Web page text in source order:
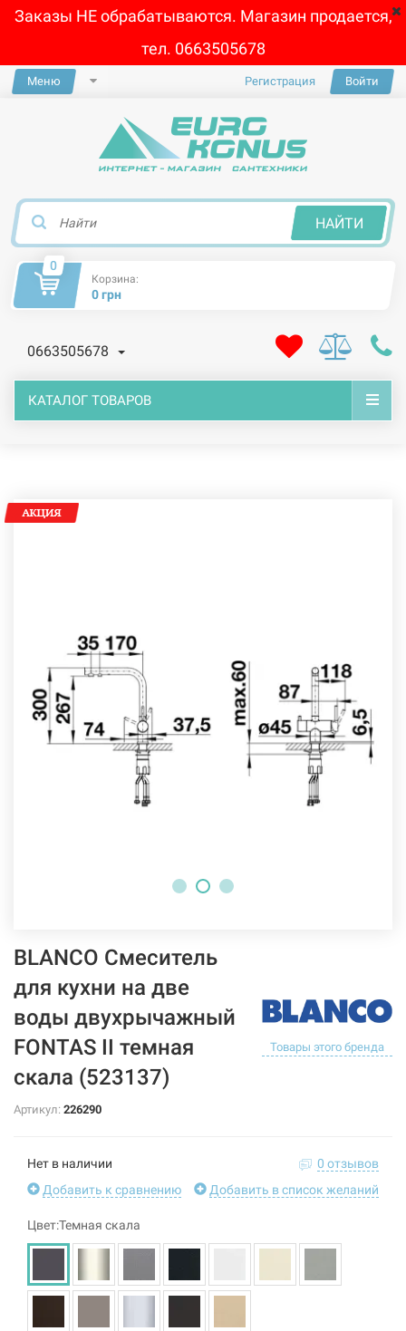
Заказы НЕ обрабатываются. Магазин продается,
тел. 0663505678
Меню Регистрация Войти
НАЙТИ
0
Корзина:
0 грн
0663505678
КАТАЛОГ ТОВАРОВ
BLANCO Смеситель
для кухни на две
воды двухрычажный
FONTAS II темная
скала (523137)
Товары этого бренда
Артикул: 226290
Нет в наличии
0 отзывов
Добавить к сравнению
Добавить в список желаний
Цвет:Темная скала